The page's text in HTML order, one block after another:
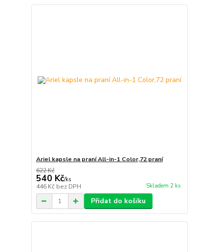
Ariel kapsle na praní All-in-1 Color,72 praní
622 Kč
540 Kč/ks
446 Kč bez DPH Skladem 2 ks
Přidat do košíku